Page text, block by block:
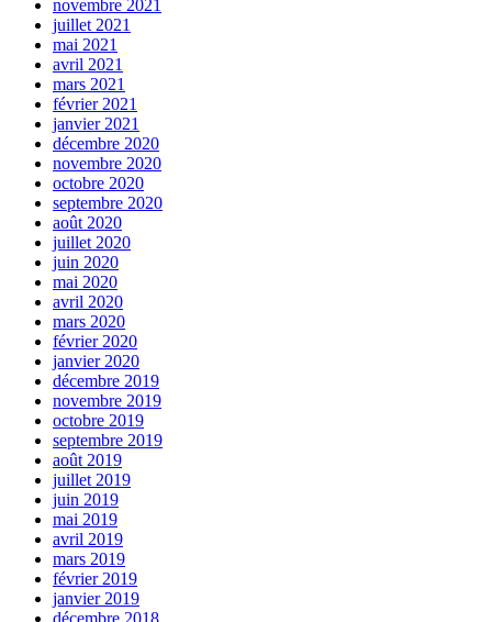
novembre 2021
juillet 2021
mai 2021
avril 2021
mars 2021
février 2021
janvier 2021
décembre 2020
novembre 2020
octobre 2020
septembre 2020
août 2020
juillet 2020
juin 2020
mai 2020
avril 2020
mars 2020
février 2020
janvier 2020
décembre 2019
novembre 2019
octobre 2019
septembre 2019
août 2019
juillet 2019
juin 2019
mai 2019
avril 2019
mars 2019
février 2019
janvier 2019
décembre 2018